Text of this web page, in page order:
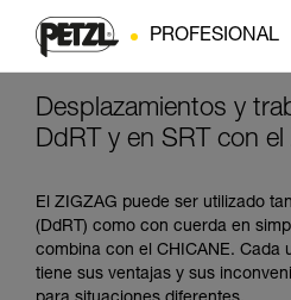
PROFESIONAL
Desplazamientos y
DdRT y en SRT con el
El ZIGZAG puede ser utilizado
(DdRT) como con cuerda en
combina con el CHICANE. Cada
tiene sus ventajas y sus